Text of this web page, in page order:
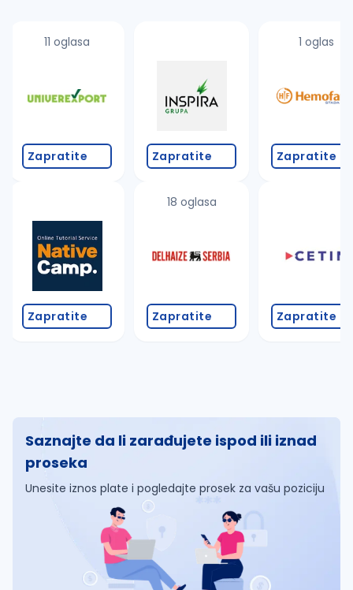
proverite pravopisne greške (koristite č, ć, š, đ,
promenite odabrane filtere pretrage
11 oglasa
Zapratite
Zapratite
Zapratite
18 oglasa
Zapratite
1 oglas
Zapratite
Zapratite
Saznajte da li zarađujete ispod ili iznad
proseka
Unesite iznos plate i pogledajte prosek za vašu poziciju